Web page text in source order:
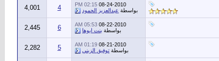
08-24-2010
02:15 PM
بواسطة عبدالعزيز الحمود 4
4,001
08-22-2010
05:53 AM
بواسطة بنت ابوها 6
2,445
08-21-2010
01:19 AM
بواسطة توفيق الزبني 5
2,282